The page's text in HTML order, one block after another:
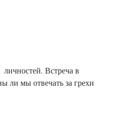
личностей. Встреча в
ли мы отвечать за грехи